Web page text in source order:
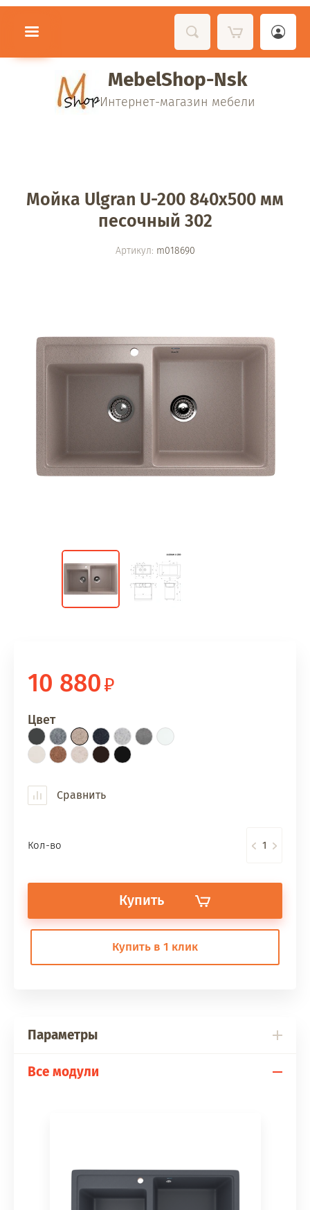
MebelShop-Nsk
Интернет-магазин мебели
Мойка Ulgran U-200 840х500 мм
песочный 302
Артикул: m018690
10 880
Цвет
Сравнить
Кол-во
Купить
Купить в 1 клик
Параметры
Все модули